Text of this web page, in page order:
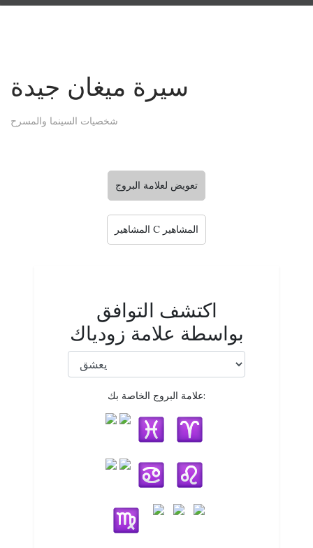
سيرة ميغان جيدة
شخصيات السينما والمسرح
تعويض لعلامة البروج
المشاهير C المشاهير
اكتشف التوافق
بواسطة علامة زودياك
علامة البروج الخاصة بك: